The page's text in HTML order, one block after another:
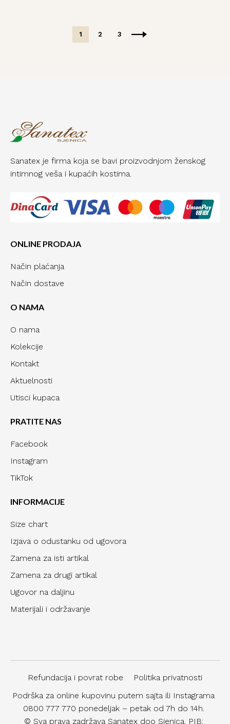
1 2 3
Sanatex je firma koja se bavi proizvodnjom ženskog
intimnog veša i kupaćih kostima.
ONLINE PRODAJA
Način plaćanja
Način dostave
O NAMA
O nama
Kolekcije
Kontakt
Aktuelnosti
Utisci kupaca
PRATITE NAS
Facebook
Instagram
TikTok
INFORMACIJE
Size chart
Izjava o odustanku od ugovora
Zamena za isti artikal
Zamena za drugi artikal
Ugovor na daljinu
Materijali i održavanje
Refundacija i povrat robe
Politika privatnosti
Podrška za online kupovinu putem sajta ili Instagrama
0800 777 770 ponedeljak – petak od 7h do 14h.
© Sva prava zadržava Sanatex doo Sjenica. PIB: